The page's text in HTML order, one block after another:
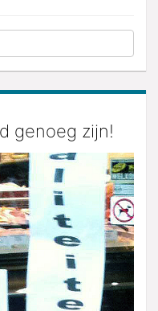
genoeg zijn!